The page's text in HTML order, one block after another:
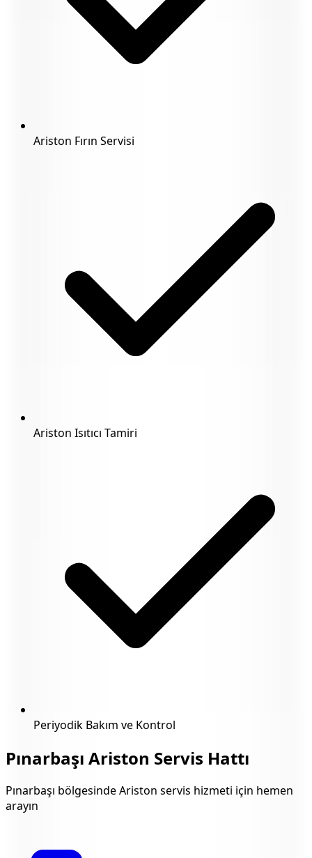
Ariston Fırın Servisi
Ariston Isıtıcı Tamiri
Periyodik Bakım ve Kontrol
Pınarbaşı Ariston Servis Hattı
Pınarbaşı bölgesinde Ariston servis hizmeti için hemen
arayın